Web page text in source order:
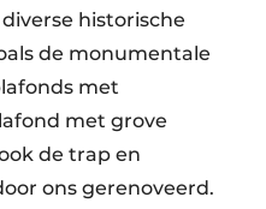
historische
de monumentale
met
met grove
de trap en
ons gerenoveerd.